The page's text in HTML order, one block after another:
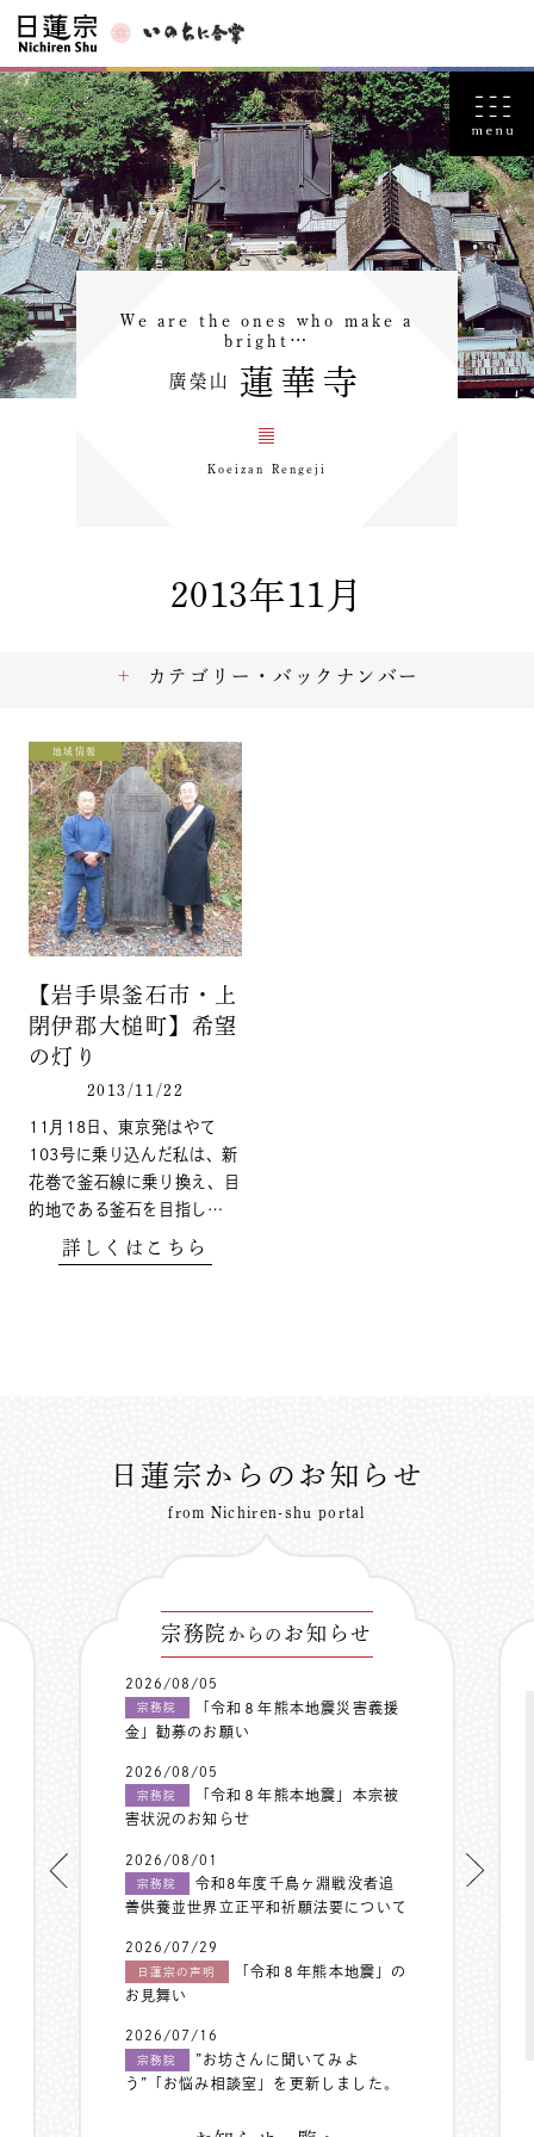
We are the ones who make a
bright…
廣榮山 蓮華寺
Koeizan Rengeji
2013年11月
地域情報
【岩手県釜石市・上
閉伊郡大槌町】希望
の灯り
2013/11/22
11月18日、東京発はやて
103号に乗り込んだ私は、新
花巻で釜石線に乗り換え、目
的地である釜石を目指し…
詳しくはこちら
カテゴリー・バックナンバー
日蓮宗からのお知らせ
from Nichiren-shu portal
宗務院 からの お知らせ
2026/08/05
宗務院
「令和８年熊本地震災害義援
金」勧募のお願い
2026/08/05
宗務院
「令和８年熊本地震」本宗被
害状況のお知らせ
2026/08/01
宗務院
令和8年度千鳥ヶ淵戦没者追
善供養並世界立正平和祈願法要について
2026/07/29
日蓮宗の声明
「令和８年熊本地震」の
お見舞い
2026/07/16
宗務院
”お坊さんに聞いてみよ
う”「お悩み相談室」を更新しました。